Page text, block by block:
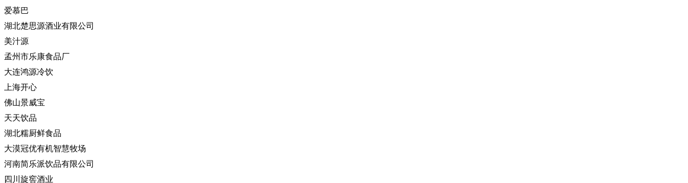
爱慕巴
湖北楚思源酒业有限公司
美汁源
孟州市乐康食品厂
大连鸿源冷饮
上海开心
佛山景威宝
天天饮品
湖北糯厨鲜食品
大漠冠优有机智慧牧场
河南简乐派饮品有限公司
四川旋窖酒业